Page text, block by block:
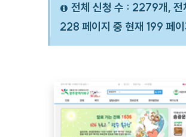
전체 신청 수 : 2279개, 전
228 페이지 중 현재 199 페